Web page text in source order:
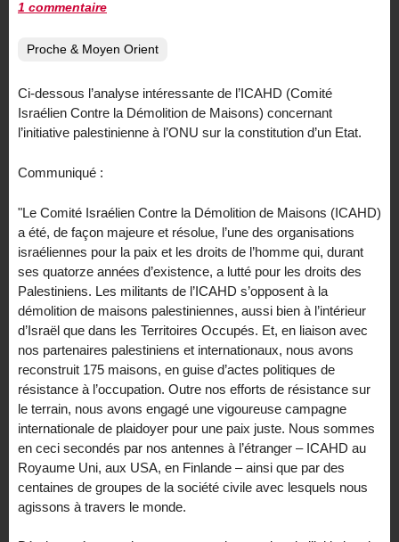
1 commentaire
Proche & Moyen Orient
Ci-dessous l’analyse intéressante de l’ICAHD (Comité
Israélien Contre la Démolition de Maisons) concernant
l’initiative palestinienne à l’ONU sur la constitution d’un Etat.
Communiqué :
"Le Comité Israélien Contre la Démolition de Maisons (ICAHD)
a été, de façon majeure et résolue, l’une des organisations
israéliennes pour la paix et les droits de l’homme qui, durant
ses quatorze années d’existence, a lutté pour les droits des
Palestiniens. Les militants de l’ICAHD s’opposent à la
démolition de maisons palestiniennes, aussi bien à l’intérieur
d’Israël que dans les Territoires Occupés. Et, en liaison avec
nos partenaires palestiniens et internationaux, nous avons
reconstruit 175 maisons, en guise d’actes politiques de
résistance à l’occupation. Outre nos efforts de résistance sur
le terrain, nous avons engagé une vigoureuse campagne
internationale de plaidoyer pour une paix juste. Nous sommes
en ceci secondés par nos antennes à l’étranger – ICAHD au
Royaume Uni, aux USA, en Finlande – ainsi que par des
centaines de groupes de la société civile avec lesquels nous
agissons à travers le monde.